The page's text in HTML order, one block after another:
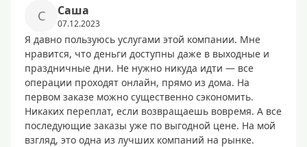
C Caшa
07.12.2023
Я давно пользуюсь услугами этой компании. Мне
нравится, что деньги доступны даже в выходные и
праздничные дни. Не нужно никуда идти — все
операции проходят онлайн, прямо из дома. На
первом заказе можно существенно сэкономить.
Никаких переплат, если возвращаешь вовремя. А все
последующие заказы уже по выгодной цене. На мой
взгляд, это одна из лучших компаний на рынке.